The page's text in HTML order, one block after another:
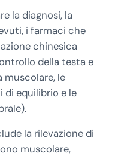
la diagnosi, la
i farmaci che
chinesica
della testa e
muscolare, le
di equilibrio e le
la rilevazione di
muscolare,